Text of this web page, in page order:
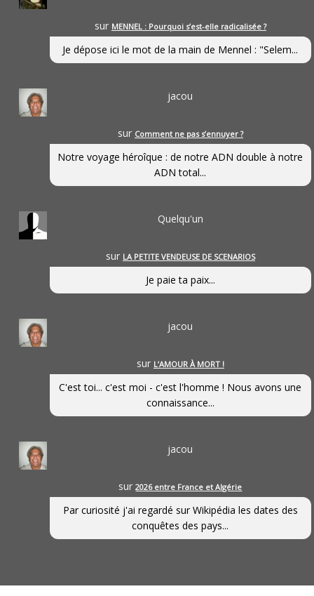
sur MENNEL : Pourquoi s’est-elle radicalisée ?
Je dépose ici le mot de la main de Mennel : "Selem...
jacou
sur Comment ne pas s’ennuyer ?
Notre voyage héroîque : de notre ADN double à notre
ADN total...
Quelqu'un
sur LA PETITE VENDEUSE DE SCENARIOS
Je paie ta paix...
jacou
sur L’AMOUR À MORT !
C'est toi... c'est moi - c'est l'homme ! Nous avons une
connaissance...
jacou
sur2026 entre France et Algérie
Par curiosité j'ai regardé sur Wikipédia les dates des
conquêtes des pays...